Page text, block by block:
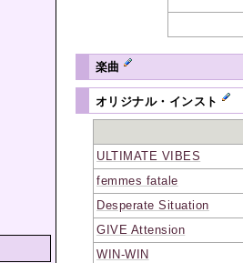
楽曲
オリジナル・インスト
ULTIMATE VIBES
femmes fatale
Desperate Situation
GIVE Attension
WIN-WIN